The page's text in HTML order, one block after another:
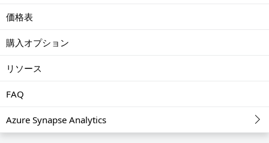
価格表
購入オプション
リソース
FAQ
Azure Synapse Analytics